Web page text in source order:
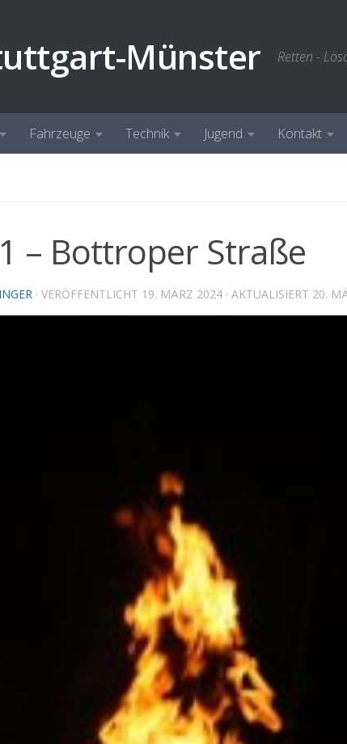
Münster Retten -
Fahrzeuge Technik Jugend Kontakt
– Bottroper Straße
· VERÖFFENTLICHT 19. MÄRZ 2024 · AKTUALISIERT 20.